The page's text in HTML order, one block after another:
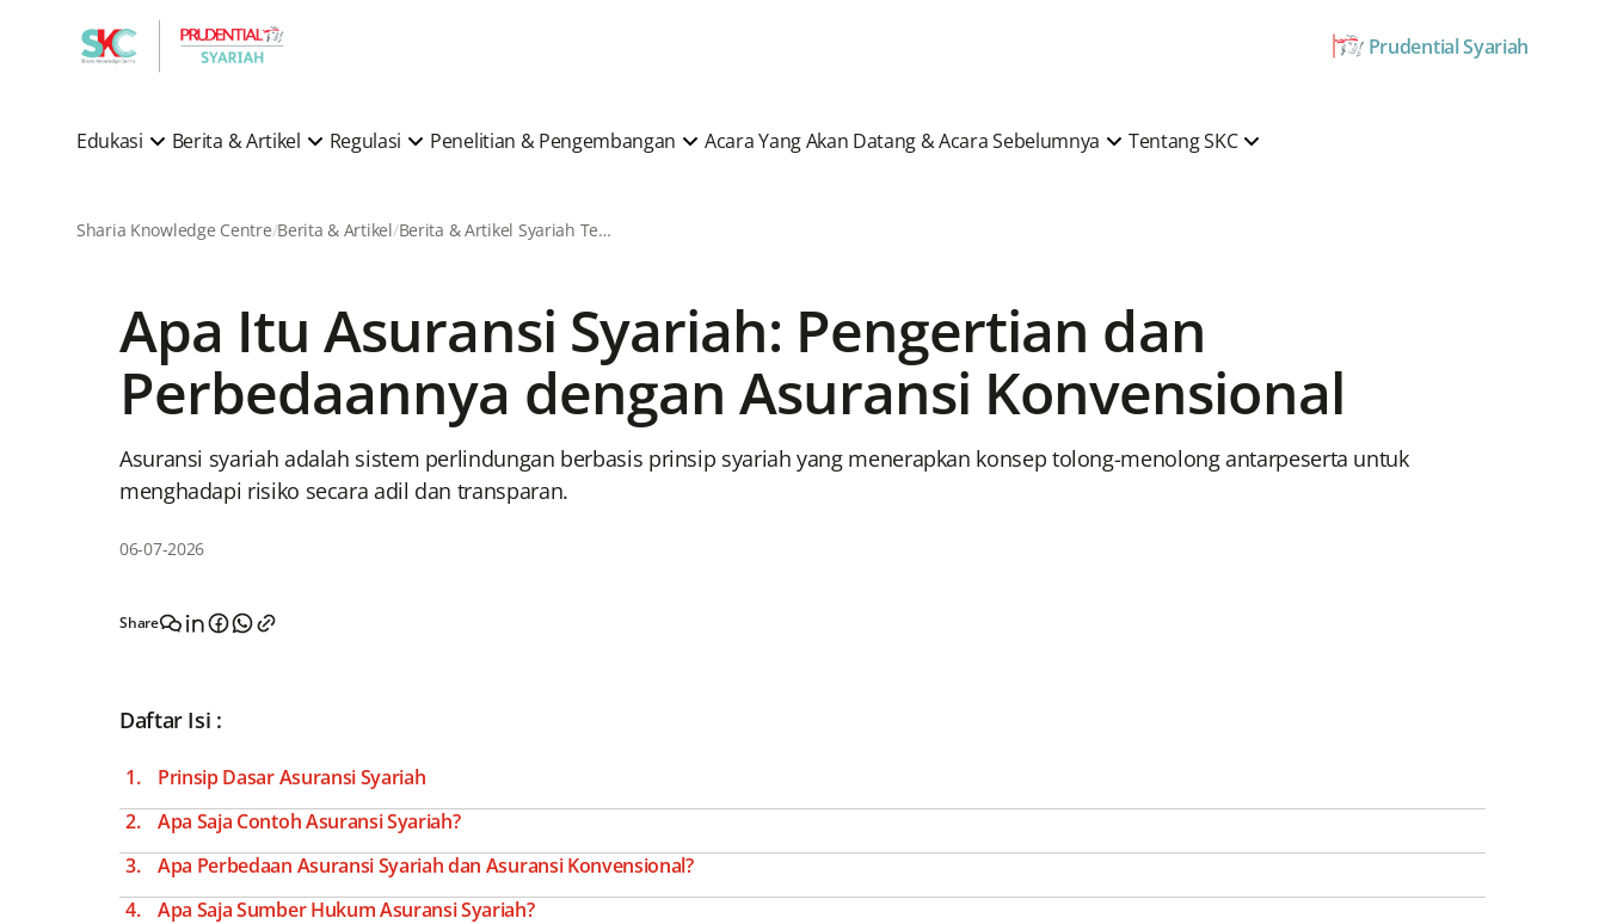
Prudential Syariah
Edukasi Berita & Artikel Regulasi Penelitian & Pengembangan Acara Yang Akan Datang & Acara Sebelumnya Tentang SKC
Sharia Knowledge Centre Berita & Artikel Berita & Artikel Syariah Terkini
Apa Itu Asuransi Syariah: Pengertian dan
Perbedaannya dengan Asuransi Konvensional
Asuransi syariah adalah sistem perlindungan berbasis prinsip syariah yang menerapkan konsep tolong-menolong antarpeserta untuk
menghadapi risiko secara adil dan transparan.
06-07-2026
Share
Daftar Isi :
Prinsip Dasar Asuransi Syariah
Apa Saja Contoh Asuransi Syariah?
Apa Perbedaan Asuransi Syariah dan Asuransi Konvensional?
Apa Saja Sumber Hukum Asuransi Syariah?